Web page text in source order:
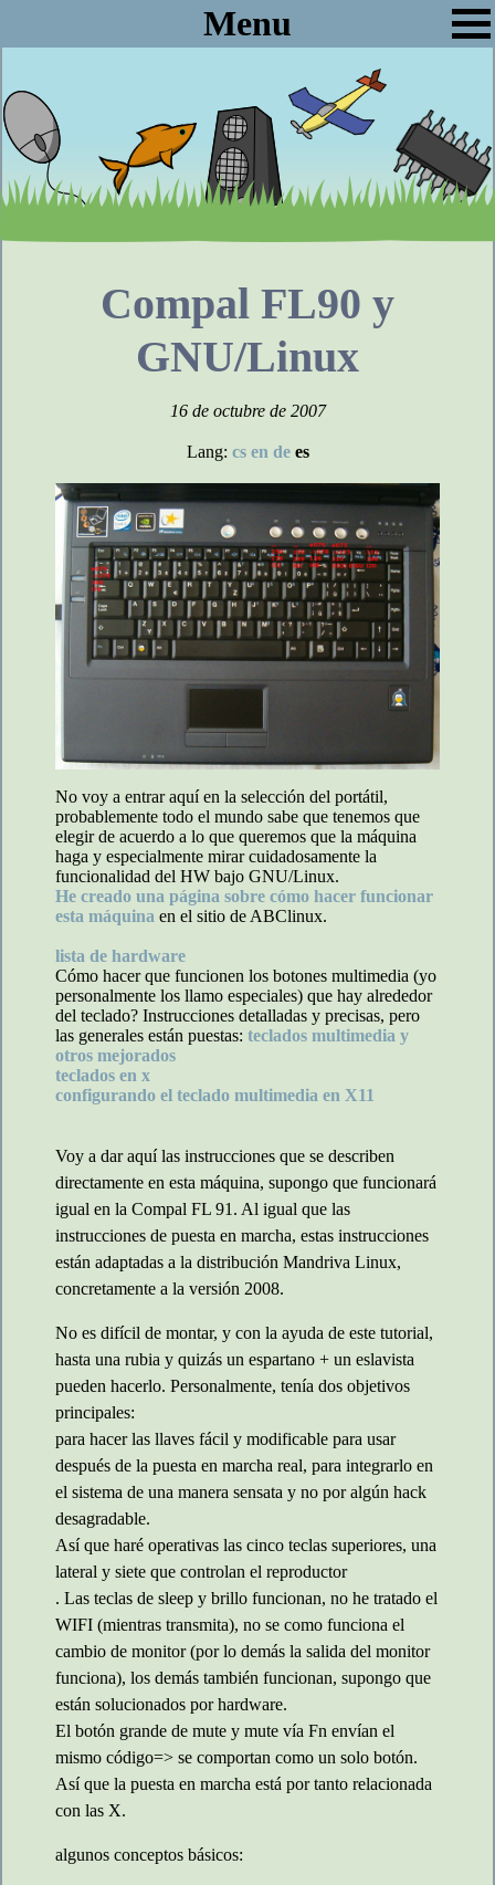
Menu
Compal FL90 y
GNU/Linux
16 de octubre de 2007
Lang: cs en de es
No voy a entrar aquí en la selección del portátil,
probablemente todo el mundo sabe que tenemos que
elegir de acuerdo a lo que queremos que la máquina
haga y especialmente mirar cuidadosamente la
funcionalidad del HW bajo GNU/Linux.
He creado una página sobre cómo hacer funcionar
esta máquina en el sitio de ABClinux.
lista de hardware
Cómo hacer que funcionen los botones multimedia (yo
personalmente los llamo especiales) que hay alrededor
del teclado? Instrucciones detalladas y precisas, pero
las generales están puestas: teclados multimedia y
otros mejorados
teclados en x
configurando el teclado multimedia en X11
Voy a dar aquí las instrucciones que se describen
directamente en esta máquina, supongo que funcionará
igual en la Compal FL 91. Al igual que las
instrucciones de puesta en marcha, estas instrucciones
están adaptadas a la distribución Mandriva Linux,
concretamente a la versión 2008.
No es difícil de montar, y con la ayuda de este tutorial,
hasta una rubia y quizás un espartano + un eslavista
pueden hacerlo. Personalmente, tenía dos objetivos
principales:
para hacer las llaves fácil y modificable para usar
después de la puesta en marcha real, para integrarlo en
el sistema de una manera sensata y no por algún hack
desagradable.
Así que haré operativas las cinco teclas superiores, una
lateral y siete que controlan el reproductor
. Las teclas de sleep y brillo funcionan, no he tratado el
WIFI (mientras transmita), no se como funciona el
cambio de monitor (por lo demás la salida del monitor
funciona), los demás también funcionan, supongo que
están solucionados por hardware.
El botón grande de mute y mute vía Fn envían el
mismo código=> se comportan como un solo botón.
Así que la puesta en marcha está por tanto relacionada
con las X.
algunos conceptos básicos: